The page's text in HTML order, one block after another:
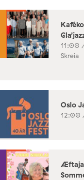
11:00
Skreia
Oslo
12:00